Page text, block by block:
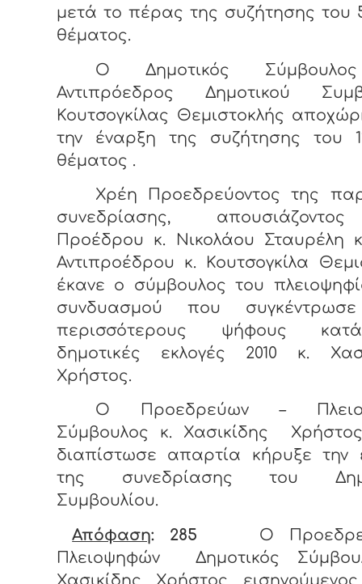
μετά το πέρας της συζήτησης του
θέματος.
Ο Δημοτικός
Αντιπρόεδρος Δημοτικού
Κουτσογκίλας Θεμιστοκλής
την έναρξη της συζήτησης του 1
θέματος .
Χρέη Προεδρεύοντος της
συνεδρίασης,
Προέδρου κ. Νικολάου Σταυρέλη
Αντιπροέδρου κ. Κουτσογκίλα
έκανε ο σύμβουλος του
συνδυασμού που
περισσότερους ψήφους
δημοτικές εκλογές 2010 κ.
Χρήστος.
Ο Προεδρεύων –
Σύμβουλος κ. Χασικίδης
διαπίστωσε απαρτία κήρυξε την
της συνεδρίασης του
Συμβουλίου.
Απόφαση: 285 Ο
Πλειοψηφών Δημοτικός
Χασικίδης Χρήστος